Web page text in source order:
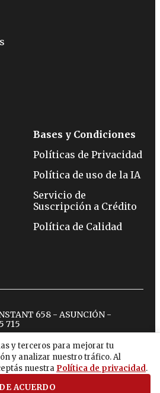
y terceros para mejorar tu
y analizar nuestro tráfico. Al
nuestra Política de privacidad.
DE ACUERDO
Bases y Condiciones
Políticas de Privacidad
Política de uso de la IA
Servicio de
Suscripción a Crédito
Política de Calidad
658 - ASUNCIÓN -
715
tiktokyoutubespotify